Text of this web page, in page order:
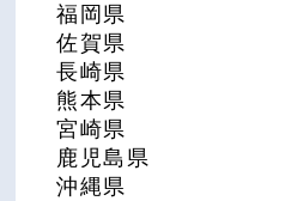
福岡県
佐賀県
長崎県
熊本県
宮崎県
鹿児島県
沖縄県